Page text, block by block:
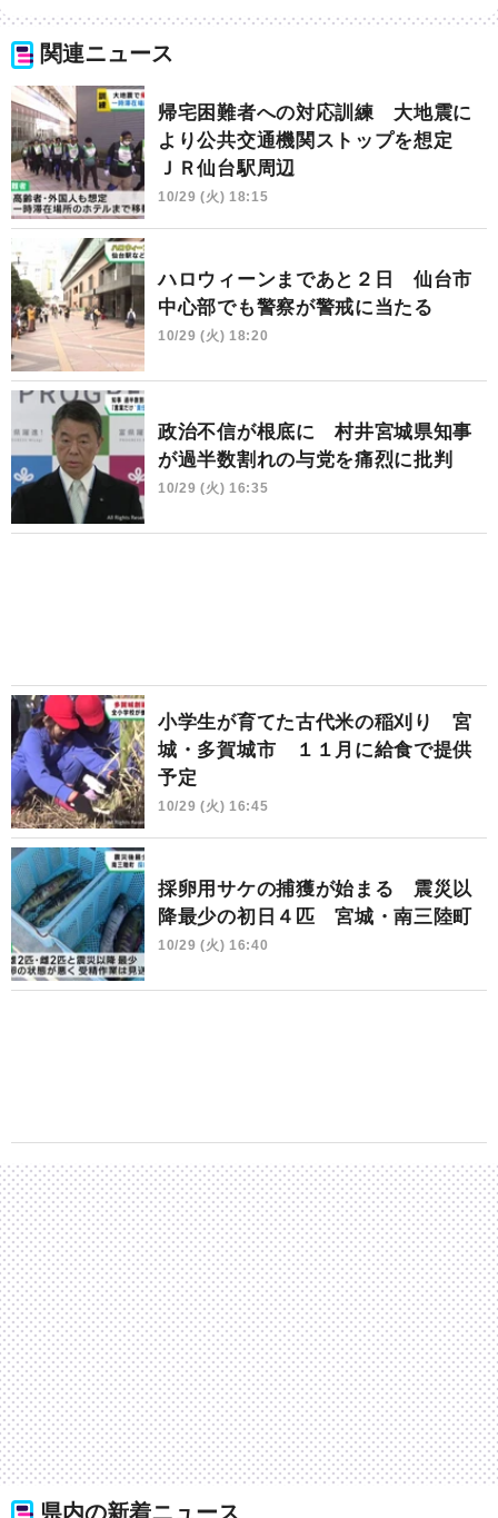
関連ニュース
帰宅困難者への対応訓練 大地震に
より公共交通機関ストップを想定
ＪＲ仙台駅周辺
10/29 (火) 18:15
ハロウィーンまであと２日 仙台市
中心部でも警察が警戒に当たる
10/29 (火) 18:20
政治不信が根底に 村井宮城県知事
が過半数割れの与党を痛烈に批判
10/29 (火) 16:35
小学生が育てた古代米の稲刈り 宮
城・多賀城市 １１月に給食で提供
予定
10/29 (火) 16:45
採卵用サケの捕獲が始まる 震災以
降最少の初日４匹 宮城・南三陸町
10/29 (火) 16:40
県内の新着ニュース